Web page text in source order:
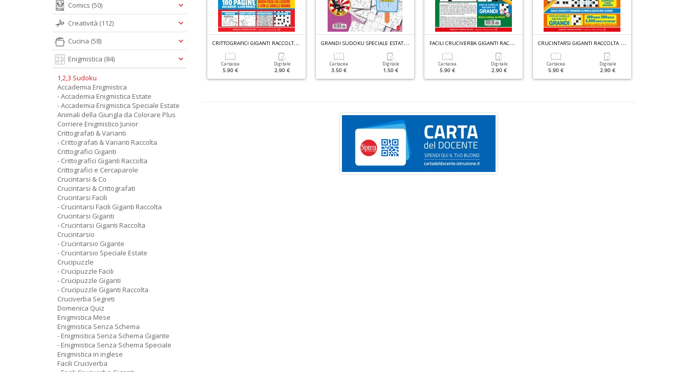
R
ACCOLTA ENIGMISTICA GIGANTE N.4
Digitale
2.90 €
Cartacea
3.50 € 1.50 €
C
RITTOGRAFICI GIGANTI RACCOLTA N.4
Cartacea
5.90 €
Digitale
2.90 €
G
RANDI SUDOKU SPECIALE ESTATE N.4
Cartacea
3.50 €
Digitale
1.50 €
F
ACILI CRUCIVERBA GIGANTI RACCOLTA N.4
Cartacea
5.90 €
Digitale
2.90 €
C
RUCINTARSI GIGANTI RACCOLTA N.3
Cartacea
5.90 €
Digitale
2.90 €
Comics (50)
Creatività (112)
Cucina (58)
Enigmistica (84)
1,2,3 Sudoku
Accademia Enigmistica
- Accademia Enigmistica Estate
- Accademia Enigmistica Speciale Estate
Animali della Giungla da Colorare Plus
Corriere Enigmistico Junior
Crittografati & Varianti
- Crittografati & Varianti Raccolta
Crittografici Giganti
- Crittografici Giganti Raccolta
Crittografici e Cercaparole
Crucintarsi & Co
Crucintarsi & Crittografati
Crucintarsi Facili
- Crucintarsi Facili Giganti Raccolta
Crucintarsi Giganti
- Crucintarsi Giganti Raccolta
Crucintarsio
- Crucintarsio Gigante
- Crucintarsio Speciale Estate
Crucipuzzle
- Crucipuzzle Facili
- Crucipuzzle Giganti
- Crucipuzzle Giganti Raccolta
Cruciverba Segreti
Domenica Quiz
Enigmistica Mese
Enigmistica Senza Schema
- Enigmistica Senza Schema Gigante
- Enigmistica Senza Schema Speciale
Enigmistica in inglese
Facili Cruciverba